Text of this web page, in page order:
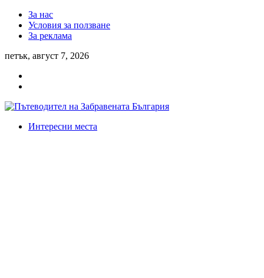
За нас
Условия за ползване
За реклама
петък, август 7, 2026
Интересни места